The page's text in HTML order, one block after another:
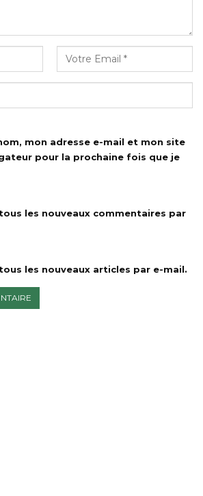
mon adresse e-mail et mon site
pour la prochaine fois que je
les nouveaux commentaires par
les nouveaux articles par e-mail.